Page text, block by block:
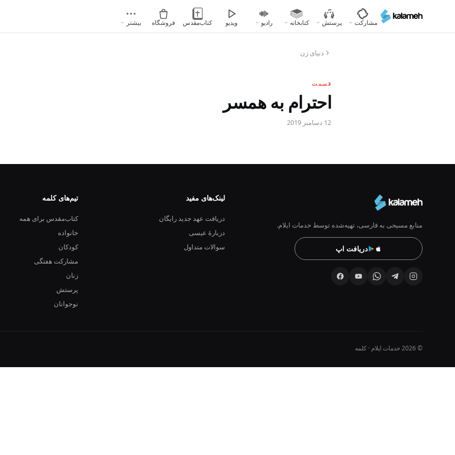
محتوای
مشارکت پرستش کتابخانه رادیو ویدیو کتاب‌مقدس فروشگاه بیشتر
دنیای زن
قسمت
احترام به همسر
12 دسامبر 2019
منابع مسیحی به فارسی، تهیه‌شده توسط خدمات ایلام.
دریافت اپ
لینک‌های مفید
دریافت عهد جدید رایگان
دربارهٔ عیسی
سوالات متداول
تیم‌های کلمه
کتاب‌مقدس برای همه
خانواده
کودکان
مشارکت هفتگی
زنان
پرستش
نوجوانان
© 2026 خدمات ایلام · کلمه